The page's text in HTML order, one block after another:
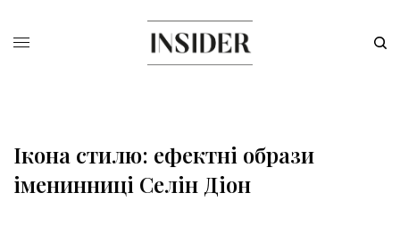
Ікона стилю: ефектні образи
іменинниці Селін Діон